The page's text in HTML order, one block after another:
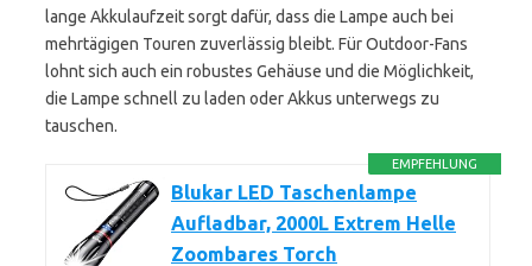
lange Akkulaufzeit sorgt dafür, dass die Lampe auch bei
mehrtägigen Touren zuverlässig bleibt. Für Outdoor-Fans
lohnt sich auch ein robustes Gehäuse und die Möglichkeit,
die Lampe schnell zu laden oder Akkus unterwegs zu
tauschen.
EMPFEHLUNG
Blukar LED Taschenlampe
Aufladbar, 2000L Extrem Helle
Zoombares Torch